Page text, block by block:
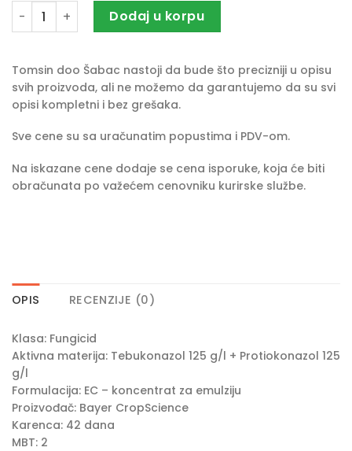
PROSARO 250 EC 15 l količina
Dodaj u korpu
Tomsin doo Šabac nastoji da bude što precizniji u opisu
svih proizvoda, ali ne možemo da garantujemo da su svi
opisi kompletni i bez grešaka.
Sve cene su sa uračunatim popustima i PDV-om.
Na iskazane cene dodaje se cena isporuke, koja će biti
obračunata po važećem cenovniku kurirske službe.
OPIS RECENZIJE (0)
Klasa: Fungicid
Aktivna materija: Tebukonazol 125 g/l + Protiokonazol 125
g/l
Formulacija: EC – koncentrat za emulziju
Proizvođač: Bayer CropScience
Karenca: 42 dana
MBT: 2